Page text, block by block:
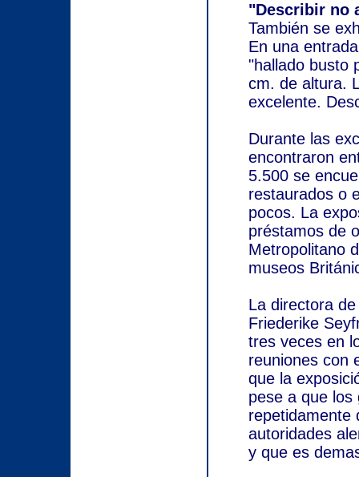
"Describir no
También se
En una
"hallado busto
cm. de altura.
excelente.
Durante las
encontraron
5.500 se
restaurados o
pocos. La
préstamos de
Metropolitano
museos
La directora
Friederike
tres veces en
reuniones con
que la
pese a que los
repetidamente
autoridades
y que es